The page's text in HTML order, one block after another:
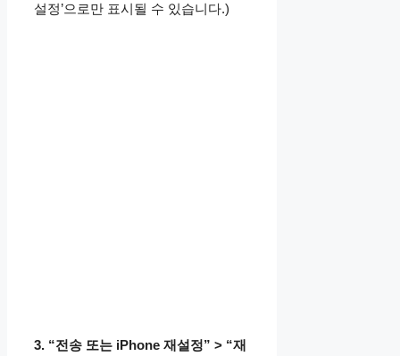
설정’으로만 표시될 수 있습니다.)
3. “전송 또는 iPhone 재설정” > “재